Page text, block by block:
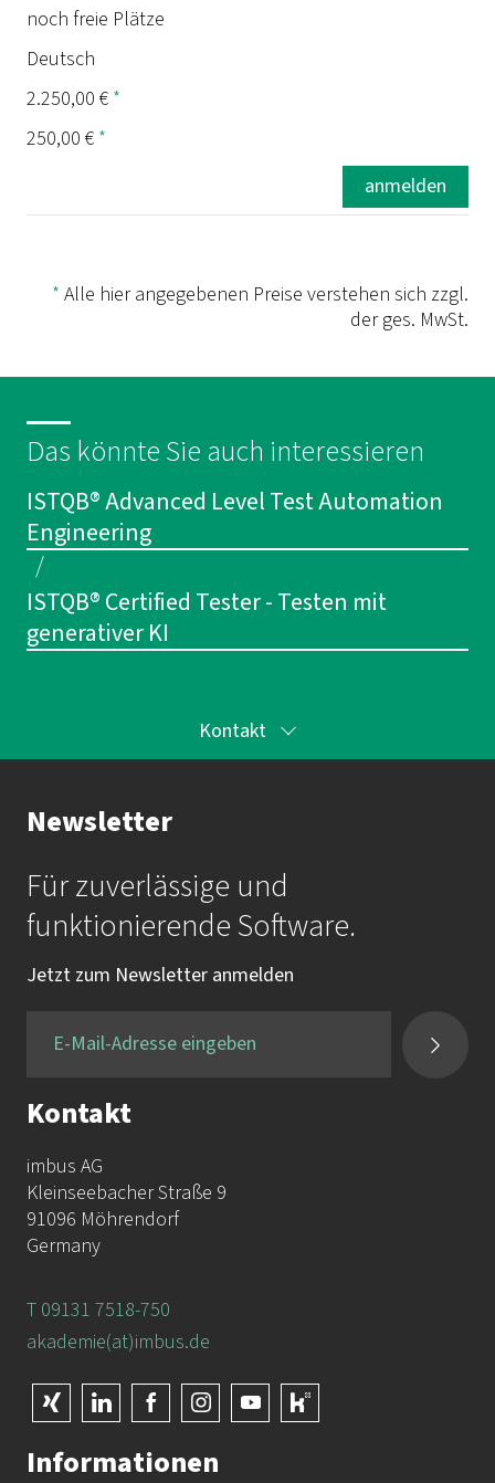
noch freie Plätze
Deutsch
2.250,00 € *
250,00 € *
anmelden
* Alle hier angegebenen Preise verstehen sich zzgl.
der ges. MwSt.
Das könnte Sie auch interessieren
ISTQB® Advanced Level Test Automation
Engineering
/
ISTQB® Certified Tester - Testen mit
generativer KI
Kontakt
Ihr Kontakt zur Akademie
Frau Katrin Krauß
Mail: akademie@imbus.de
Tel.:
+49 9131 / 7518-750
Newsletter
Für zuverlässige und
funktionierende Software.
Jetzt zum Newsletter anmelden
Kontakt
imbus AG
Kleinseebacher Straße 9
91096 Möhrendorf
Germany
T 09131 7518-750
akademie(at)imbus.de
Informationen